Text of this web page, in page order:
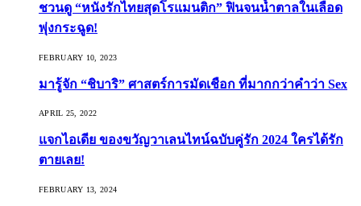
ชวนดู “หนังรักไทยสุดโรแมนติก” ฟินจนน้ำตาลในเลือด
พุ่งกระฉูด!
FEBRUARY 10, 2023
มารู้จัก “ชิบาริ” ศาสตร์การมัดเชือก ที่มากกว่าคำว่า Sex
APRIL 25, 2022
แจกไอเดีย ของขวัญวาเลนไทน์ฉบับคู่รัก 2024 ใครได้รัก
ตายเลย!
FEBRUARY 13, 2024